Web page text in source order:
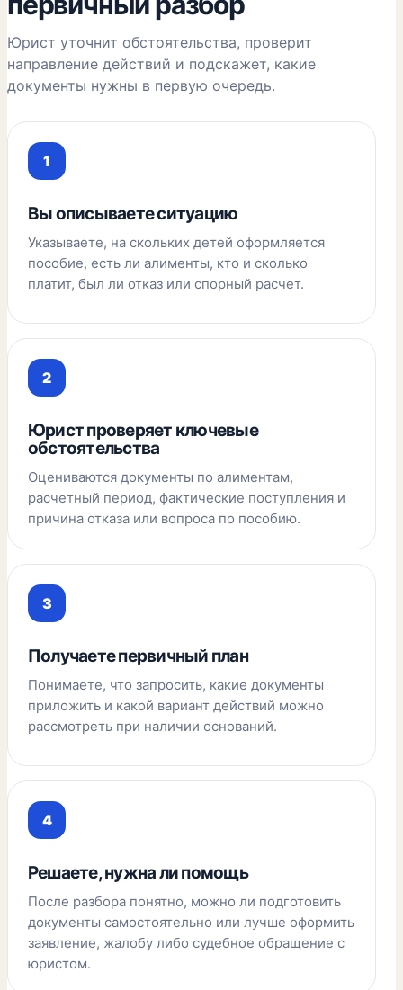
Юрист уточнит обстоятельства, проверит
направление действий и подскажет, какие
документы нужны в первую очередь.
Вы описываете ситуацию
Указываете, на скольких детей оформляется
пособие, есть ли алименты, кто и сколько
платит, был ли отказ или спорный расчет.
Юрист проверяет ключевые
обстоятельства
Оцениваются документы по алиментам,
расчетный период, фактические поступления и
причина отказа или вопроса по пособию.
Получаете первичный план
Понимаете, что запросить, какие документы
приложить и какой вариант действий можно
рассмотреть при наличии оснований.
Решаете, нужна ли помощь
После разбора понятно, можно ли подготовить
документы самостоятельно или лучше оформить
заявление, жалобу либо судебное обращение с
юристом.